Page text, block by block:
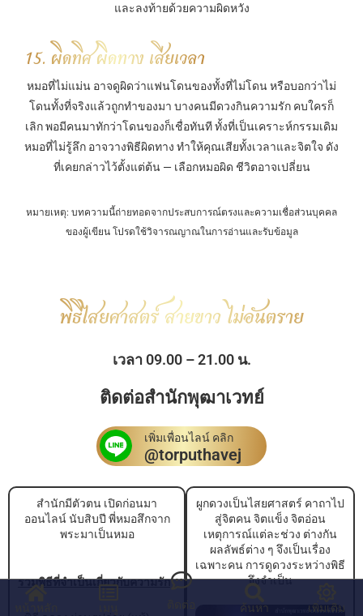
และลงท้ายด้วยความผิดหวัง
15. ผิดทิศ ผิดทาง เสียเวลา
หมอที่ไม่แม่น อาจดูผิดว่าแฟนโดนของทั้งที่ไม่โดน หรือบอกว่าไม่
โดนทั้งที่จริงแล้วถูกทำของมา บางคนมีดวงกินความรัก คบใครก็
เลิก พอมีคนมาทักว่าโดนของก็เชื่อทันที ทั้งที่เป็นเคราะห์กรรมเดิม
หมอที่ไม่รู้ลึก อาจวางพิธีผิดทาง ทำให้คุณเสียทั้งเวลาและจิตใจ ดัง
ที่เคยกล่าวไว้ตั้งแต่ต้น — เลือกหมอผิด ชีวิตอาจเปลี่ยน
หมายเหตุ: บทความนี้ถ่ายทอดจากประสบการณ์ตรงและความเชื่อส่วนบุคคล
ของผู้เขียน โปรดใช้วิจารณญาณในการอ่านและรับข้อมูล
พิธีไสยศาสตร์ สายขาว ไม่อันตราย
เวลา 09.00 – 21.00 น.
ติดต่อสำนักพุฒาเวทย์
เพิ่มเพื่อนไลน์ คลิก
@torputhavej
สำนักมีตัวตน เปิดก่อนมา
ออนไลน์ นับสิบปี พี่หมอสึกจาก
พระมาเป็นหมอ
รวมพิธีที่จำเป็นเกี่ยวกับความรัก
ผูกดวงเป็นไสยศาสตร์ คาถาไป
สู่จิตคน จิตแข็ง จิตอ่อน
เหตุการณ์แต่ละช่วง ต่างกัน
ผลลัพธ์ต่าง ๆ จึงเป็นเรื่อง
เฉพาะคน การดูดวงระหว่างพิธี
จึงจำเป็น
ติดต่อ ค้นหา เพิ่มเติม